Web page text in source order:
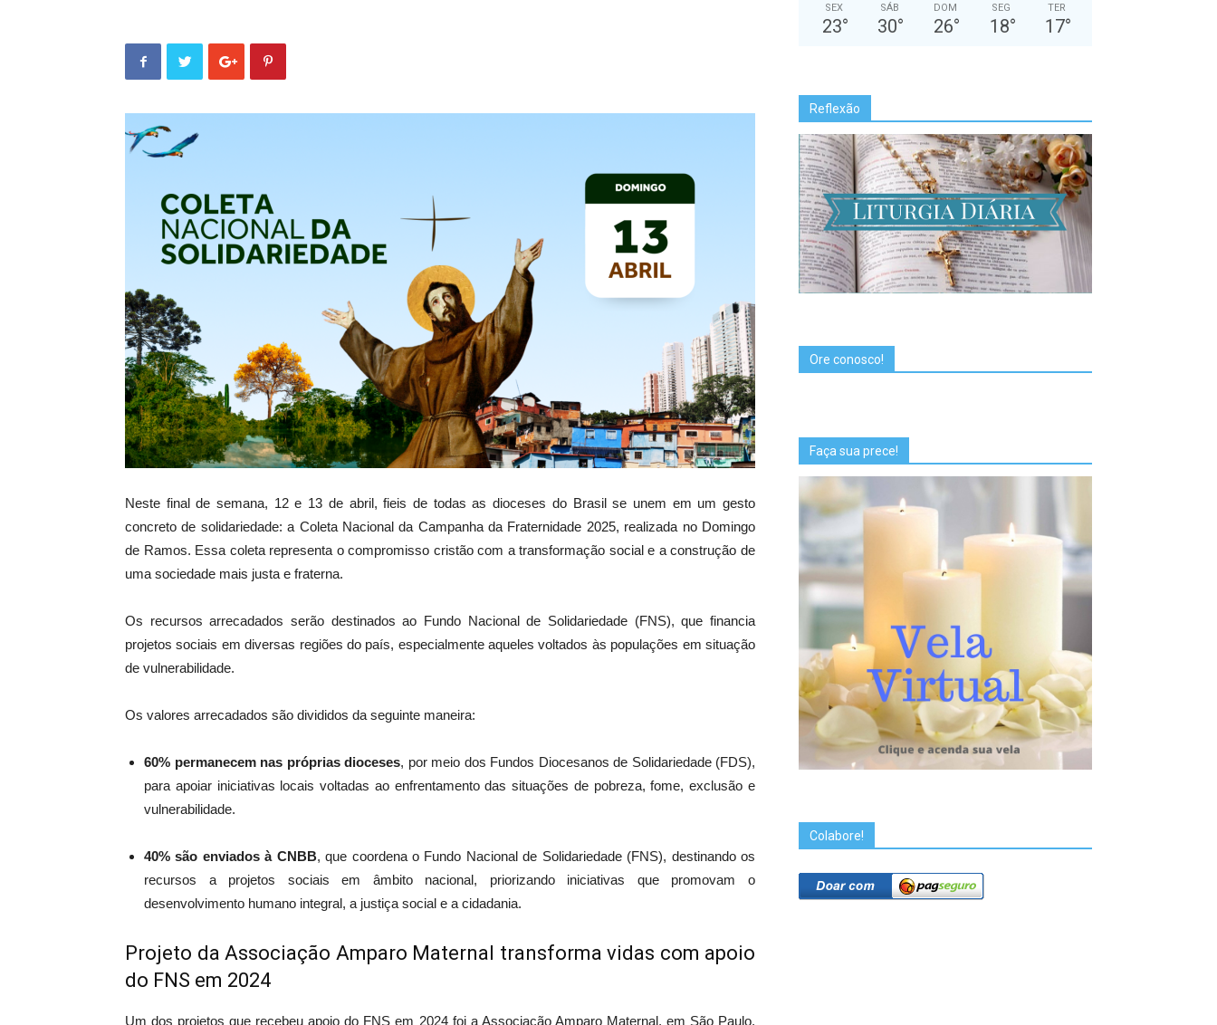
Neste final de semana, 12 e 13 de abril, fieis de todas as dioceses do Brasil se unem em um gesto
concreto de solidariedade: a Coleta Nacional da Campanha da Fraternidade 2025, realizada no Domingo
de Ramos. Essa coleta representa o compromisso cristão com a transformação social e a construção de
uma sociedade mais justa e fraterna.
Os recursos arrecadados serão destinados ao Fundo Nacional de Solidariedade (FNS), que financia
projetos sociais em diversas regiões do país, especialmente aqueles voltados às populações em situação
de vulnerabilidade.
Os valores arrecadados são divididos da seguinte maneira:
60% permanecem nas próprias dioceses, por meio dos Fundos Diocesanos de Solidariedade (FDS),
para apoiar iniciativas locais voltadas ao enfrentamento das situações de pobreza, fome, exclusão e
vulnerabilidade.
40% são enviados à CNBB, que coordena o Fundo Nacional de Solidariedade (FNS), destinando os
recursos a projetos sociais em âmbito nacional, priorizando iniciativas que promovam o
desenvolvimento humano integral, a justiça social e a cidadania.
Projeto da Associação Amparo Maternal transforma vidas com apoio
do FNS em 2024
Um dos projetos que recebeu apoio do FNS em 2024 foi a Associação Amparo Maternal, em São Paulo,
SEX
23°
SÁB
30°
DOM
26°
SEG
18°
TER
17°
Reflexão
Ore conosco!
Faça sua prece!
Colabore!